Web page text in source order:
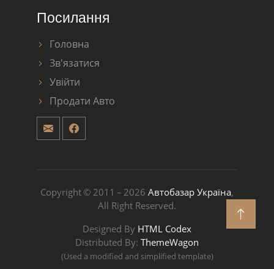
Посилання
Головна
Зв'язатися
Увійти
Продати Авто
Copyright © 2011 – 2026 Автобазар Україна,
All Right Reserved.
Designed By HTML Codex
Distributed By: ThemeWagon
(Used a modified and simplified template)